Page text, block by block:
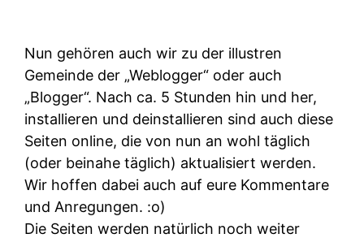
Nun gehören auch wir zu der illustren
Gemeinde der „Weblogger“ oder auch
„Blogger“. Nach ca. 5 Stunden hin und her,
installieren und deinstallieren sind auch diese
Seiten online, die von nun an wohl täglich
(oder beinahe täglich) aktualisiert werden.
Wir hoffen dabei auch auf eure Kommentare
und Anregungen. :o)
Die Seiten werden natürlich noch weiter